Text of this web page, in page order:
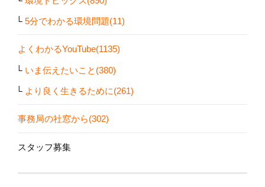
5分でわかる環境問題(11)
よくわかるYouTube(1135)
いま伝えたいこと(380)
より良く生きるために(261)
事務局の社窓から(302)
スタッフ募集